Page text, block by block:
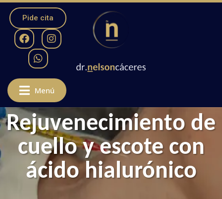
Pide cita
Menú
Rejuvenecimiento de
cuello y escote con
ácido hialurónico